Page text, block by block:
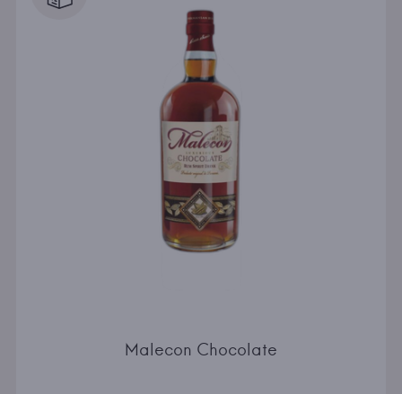
Malecon Chocolate